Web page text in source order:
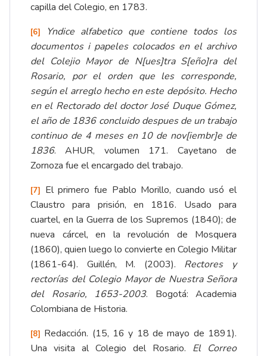
capilla del Colegio, en 1783.
[6]
Yndice alfabetico que contiene todos los
documentos i papeles colocados en el archivo
del Colejio Mayor de N[ues]tra S[eño]ra del
Rosario, por el orden que les corresponde,
según el arreglo hecho en este depósito. Hecho
en el Rectorado del doctor José Duque Gómez,
el año de 1836 concluido despues de un trabajo
continuo de 4 meses en 10 de nov[iembr]e de
1836. AHUR, volumen 171. Cayetano de
Zornoza fue el encargado del trabajo.
[7] El primero fue Pablo Morillo, cuando usó el
Claustro para prisión, en 1816. Usado para
cuartel, en la Guerra de los Supremos (1840); de
nueva cárcel, en la revolución de Mosquera
(1860), quien luego lo convierte en Colegio Militar
(1861-64). Guillén, M. (2003). Rectores y
rectorías del Colegio Mayor de Nuestra Señora
del Rosario, 1653-2003. Bogotá: Academia
Colombiana de Historia.
[8] Redacción. (15, 16 y 18 de mayo de 1891).
Una visita al Colegio del Rosario. El Correo